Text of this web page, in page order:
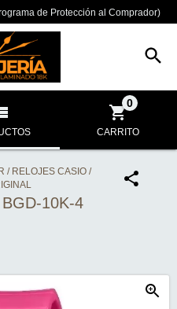
de Protección al Comprador)
CARRITO
0
/ RELOJES CASIO /
10K-4